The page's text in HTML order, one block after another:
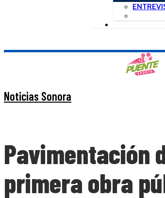
Noticias Sonora
Pavimentación
primera obra